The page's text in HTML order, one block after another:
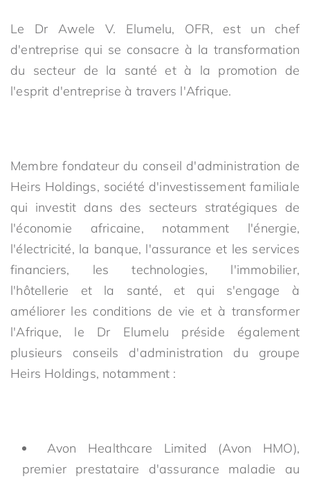
Le Dr Awele V. Elumelu, OFR, est un chef
d'entreprise qui se consacre à la transformation
du secteur de la santé et à la promotion de
l'esprit d'entreprise à travers l'Afrique.
Membre fondateur du conseil d'administration de
Heirs Holdings, société d'investissement familiale
qui investit dans des secteurs stratégiques de
l'économie africaine, notamment l'énergie,
l'électricité, la banque, l'assurance et les services
financiers, les technologies, l'immobilier,
l'hôtellerie et la santé, et qui s'engage à
améliorer les conditions de vie et à transformer
l'Afrique, le Dr Elumelu préside également
plusieurs conseils d'administration du groupe
Heirs Holdings, notamment :
Avon Healthcare Limited (Avon HMO),
premier prestataire d'assurance maladie au